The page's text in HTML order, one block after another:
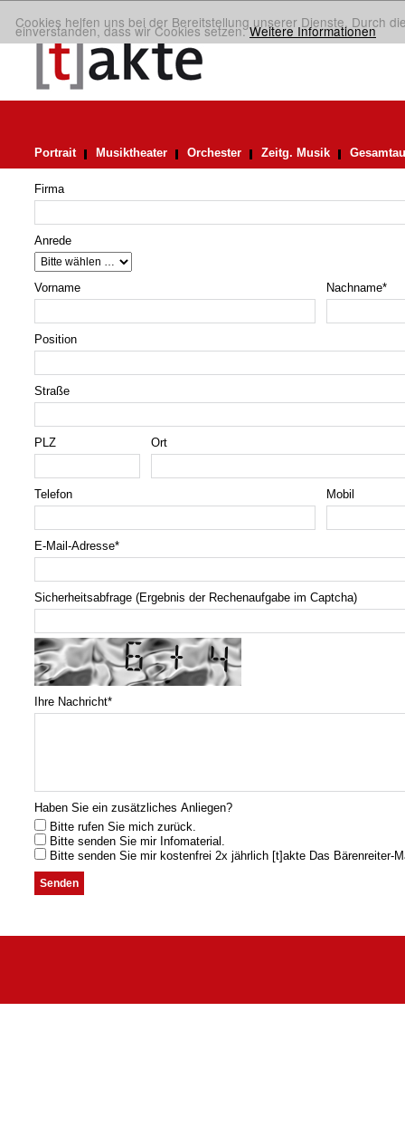
Cookies helfen uns bei der Bereitstellung unserer Dienste. Durch
einverstanden, dass wir Cookies setzen.Weitere Informationen
Portrait Musiktheater Orchester Zeitg. Musik
Firma
Anrede
Vorname Nachname*
Position
Straße
PLZ Ort
Telefon Mobil
E-Mail-Adresse*
Sicherheitsabfrage (Ergebnis der Rechenaufgabe im Captcha)
Ihre Nachricht*
Haben Sie ein zusätzliches Anliegen?
Bitte rufen Sie mich zurück.
Bitte senden Sie mir Infomaterial.
Bitte senden Sie mir kostenfrei 2x jährlich [t]akte Das Bärenreiter-